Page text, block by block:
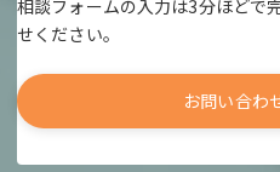
相談フォームの入力は3分ほどで
せください。
お問い合わ